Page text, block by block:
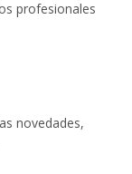
profesionales
novedades,